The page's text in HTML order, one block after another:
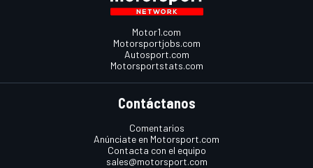
Motor1.com
Motorsportjobs.com
Autosport.com
Motorsportstats.com
Contáctanos
Comentarios
Anúnciate en Motorsport.com
Contacta con el equipo
sales@motorsport.com